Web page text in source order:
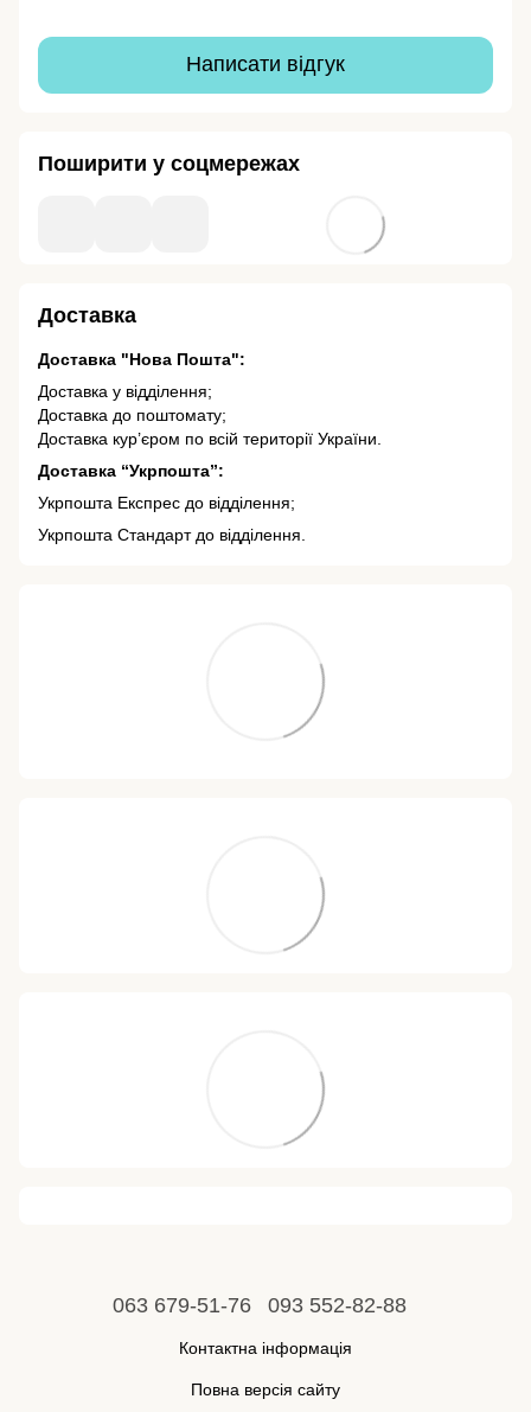
Написати відгук
Поширити у соцмережах
Доставка
Доставка "Нова Пошта":
Доставка у відділення;
Доставка до поштомату;
Доставка кур’єром по всій території України.
Доставка “Укрпошта”:
Укрпошта Експрес до відділення;
Укрпошта Стандарт до відділення.
063 679-51-76 093 552-82-88
Контактна інформація
Повна версія сайту